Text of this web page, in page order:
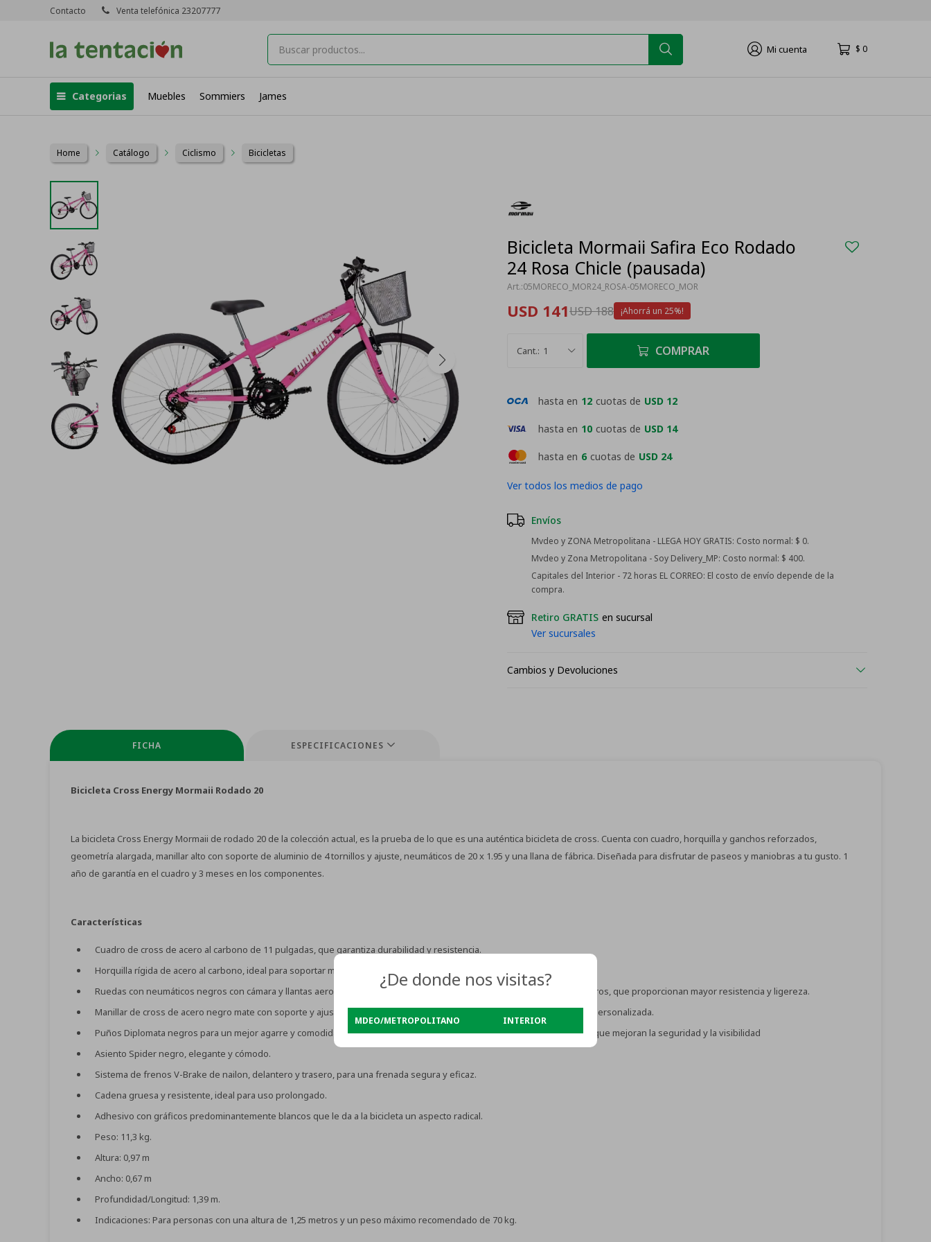
Categorias Muebles Sommiers James
$ 0
Contacto Venta telefónica 23207777
Home Catálogo Ciclismo Bicicletas
Bicicleta Mormaii Safira Eco Rodado
24 Rosa Chicle (pausada)
05MORECO_MOR24_ROSA-05MORECO_MOR
USD 141USD188 25
1 COMPRAR
hasta en 6 cuotas de USD 24
hasta en 12 cuotas de USD 12
hasta en 10 cuotas de USD 14
Ver todos los medios de pago
Envíos
Mvdeo y ZONA Metropolitana - LLEGA HOY GRATIS: Costo normal: $ 0.
Mvdeo y Zona Metropolitana - Soy Delivery_MP: Costo normal: $ 400.
Capitales del Interior - 72 horas EL CORREO: El costo de envío depende de la
compra.
Retiro GRATIS en sucursal
Ver sucursales
Cambios y Devoluciones
FICHA ESPECIFICACIONES
Bicicleta Cross Energy Mormaii Rodado 20
La bicicleta Cross Energy Mormaii de rodado 20 de la colección actual, es la prueba de lo que es una auténtica bicicleta de cross. Cuenta con cuadro, horquilla y ganchos reforzados,
geometría alargada, manillar alto con soporte de aluminio de 4 tornillos y ajuste, neumáticos de 20 x 1.95 y una llana de fábrica. Diseñada para disfrutar de paseos y maniobras a tu gusto. 1
año de garantía en el cuadro y 3 meses en los componentes.
Características
Cuadro de cross de acero al carbono de 11 pulgadas, que garantiza durabilidad y resistencia.
Horquilla rígida de acero al carbono, ideal para soportar maniobras y salidas más intensas.
Ruedas con neumáticos negros con cámara y llantas aerodinámicas reforzadas de aluminio de 20 pulgadas con 36 agujeros, que proporcionan mayor resistencia y ligereza.
Manillar de cross de acero negro mate con soporte y ajuste de aluminio de 4 tornillos, para una posición de conducción personalizada.
Puños Diplomata negros para un mejor agarre y comodidad durante la conducción. Pedales de trekking con reflectores que mejoran la seguridad y la visibilidad
Asiento Spider negro, elegante y cómodo.
Sistema de frenos V-Brake de nailon, delantero y trasero, para una frenada segura y eficaz.
Cadena gruesa y resistente, ideal para uso prolongado.
Adhesivo con gráficos predominantemente blancos que le da a la bicicleta un aspecto radical.
Peso: 11,3 kg.
Altura: 0,97 m
Ancho: 0,67 m
Profundidad/Longitud: 1,39 m.
Indicaciones: Para personas con una altura de 1,25 metros y un peso máximo recomendado de 70 kg.
¿De donde nos visitas?
MDEO/METROPOLITANO INTERIOR